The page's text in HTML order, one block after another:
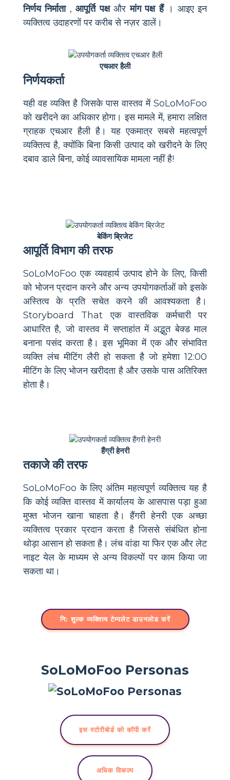
निर्णय निर्माता,आपूर्ति पक्षऔरमांग पक्ष हैं। आइए इन
व्यक्तित्व उदाहरणों पर करीब से नज़र डालें।
एचआर हैली
निर्णयकर्ता
यही वह व्यक्ति है जिसके पास वास्तव में SoLoMoFoo
को खरीदने का अधिकार होगा। इस मामले में, हमारा लक्षित
ग्राहक एचआर हैली है। यह एकमात्र सबसे महत्वपूर्ण
व्यक्तित्व है, क्योंकि बिना किसी उत्पाद को खरीदने के लिए
दबाव डाले बिना, कोई व्यावसायिक मामला नहीं है!
बेकिंग ब्रिजेट
आपूर्ति विभाग की तरफ
SoLoMoFoo एक व्यवहार्य उत्पाद होने के लिए, किसी
को भोजन प्रदान करने और अन्य उपयोगकर्ताओं को इसके
अस्तित्व के प्रति सचेत करने की आवश्यकता है।
Storyboard That एक वास्तविक कर्मचारी पर
आधारित है, जो वास्तव में सप्ताहांत में अद्भुत बेक्ड माल
बनाना पसंद करता है। इस भूमिका में एक और संभावित
व्यक्ति लंच मीटिंग लैरी हो सकता है जो हमेशा 12:00
मीटिंग के लिए भोजन खरीदता है और उसके पास अतिरिक्त
होता है।
हैंग्री हेनरी
तकाजे की तरफ
SoLoMoFoo के लिए अंतिम महत्वपूर्ण व्यक्तित्व यह है
कि कोई व्यक्ति वास्तव में कार्यालय के आसपास पड़ा हुआ
मुफ्त भोजन खाना चाहता है। हैंगरी हेनरी एक अच्छा
व्यक्तित्व प्रकार प्रदान करता है जिससे संबंधित होना
थोड़ा आसान हो सकता है। लंच वांडा या फिर एक और लेट
नाइट येल के माध्यम से अन्य विकल्पों पर काम किया जा
सकता था।
नि: शुल्क व्यक्तित्व टेम्पलेट डाउनलोड करें
SoLoMoFoo Personas
इस स्टोरीबोर्ड को कॉपी करें
अधिक विकल्प